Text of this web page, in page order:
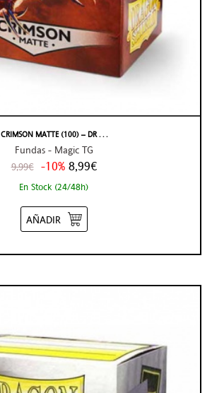
CRIMSON MATTE (100) – DR . . .
Fundas - Magic TG
9,99€ -10% 8,99€
En Stock (24/48h)
AÑADIR